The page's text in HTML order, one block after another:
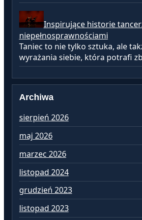
Inspirujące historie
niepełnosprawnościami
Taniec to nie tylko sztuka, ale
wyrażania siebie, która potrafi
Archiwa
sierpień 2026
maj 2026
marzec 2026
listopad 2024
grudzień 2023
listopad 2023